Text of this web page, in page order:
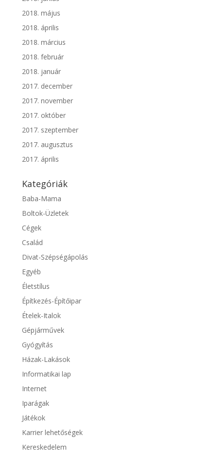
2018. május
2018. április
2018. március
2018. február
2018. január
2017. december
2017. november
2017. október
2017. szeptember
2017. augusztus
2017. április
Kategóriák
Baba-Mama
Boltok-Üzletek
Cégek
Család
Divat-Szépségápolás
Egyéb
Életstílus
Építkezés-Építőipar
Ételek-Italok
Gépjárművek
Gyógyítás
Házak-Lakások
Informatikai lap
Internet
Iparágak
Játékok
Karrier lehetőségek
Kereskedelem